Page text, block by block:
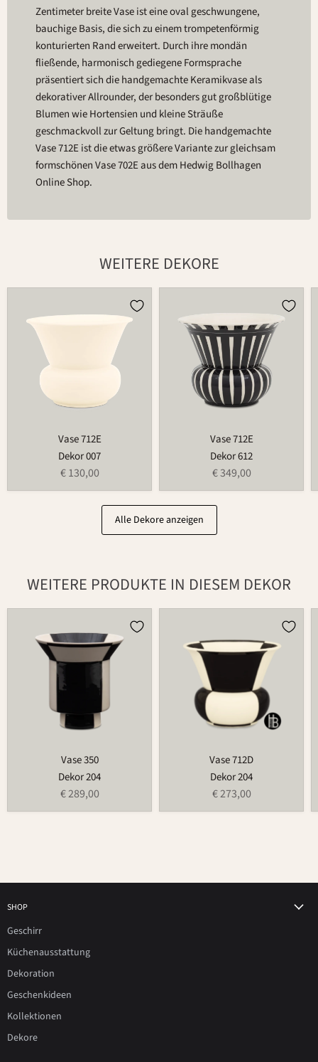
Zentimeter breite Vase ist eine oval geschwungene,
bauchige Basis, die sich zu einem trompetenförmig
konturierten Rand erweitert. Durch ihre mondän
fließende, harmonisch gediegene Formsprache
präsentiert sich die handgemachte Keramikvase als
dekorativer Allrounder, der besonders gut großblütige
Blumen wie Hortensien und kleine Sträuße
geschmackvoll zur Geltung bringt. Die handgemachte
Vase 712E ist die etwas größere Variante zur gleichsam
formschönen Vase 702E aus dem Hedwig Bollhagen
Online Shop.
WEITERE DEKORE
Vase 712E
Dekor 007
€ 130,00
Vase 712E
Dekor 612
€ 349,00
Alle Dekore anzeigen
WEITERE PRODUKTE IN DIESEM DEKOR
Vase 350
Dekor 204
€ 289,00
Vase 712D
Dekor 204
€ 273,00
SHOP
Geschirr
Küchenausstattung
Dekoration
Geschenkideen
Kollektionen
Dekore